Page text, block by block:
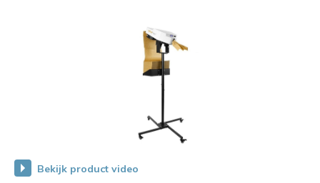
Bekijk product video